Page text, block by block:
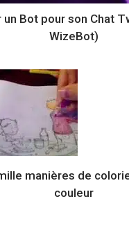
un Bot pour son Chat
WizeBot)
manières de
couleur